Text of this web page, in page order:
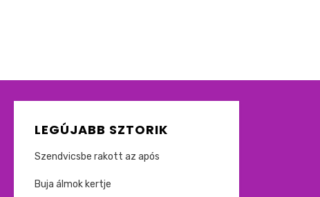
LEGÚJABB SZTORIK
Szendvicsbe rakott az após
Buja álmok kertje